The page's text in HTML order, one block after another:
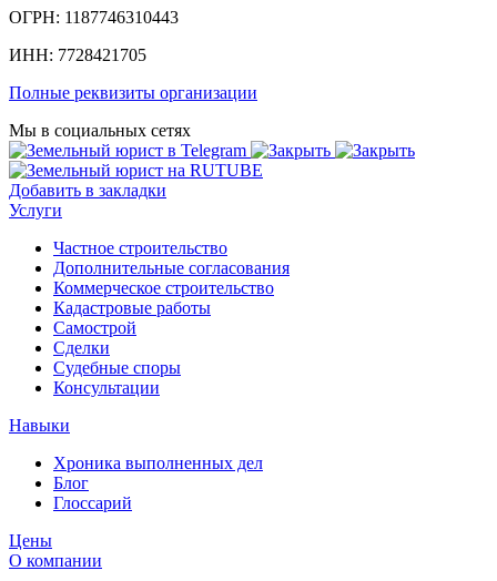
ОГРН: 1187746310443
ИНН: 7728421705
Полные реквизиты организации
Мы в социальных сетях
Добавить в закладки
Услуги
Частное строительство
Дополнительные согласования
Коммерческое строительство
Кадастровые работы
Самострой
Сделки
Судебные споры
Консультации
Навыки
Хроника выполненных дел
Блог
Глоссарий
Цены
О компании